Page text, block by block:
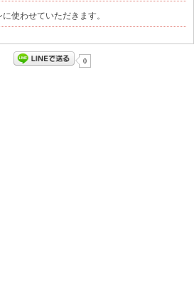
使わせていただきます。
0